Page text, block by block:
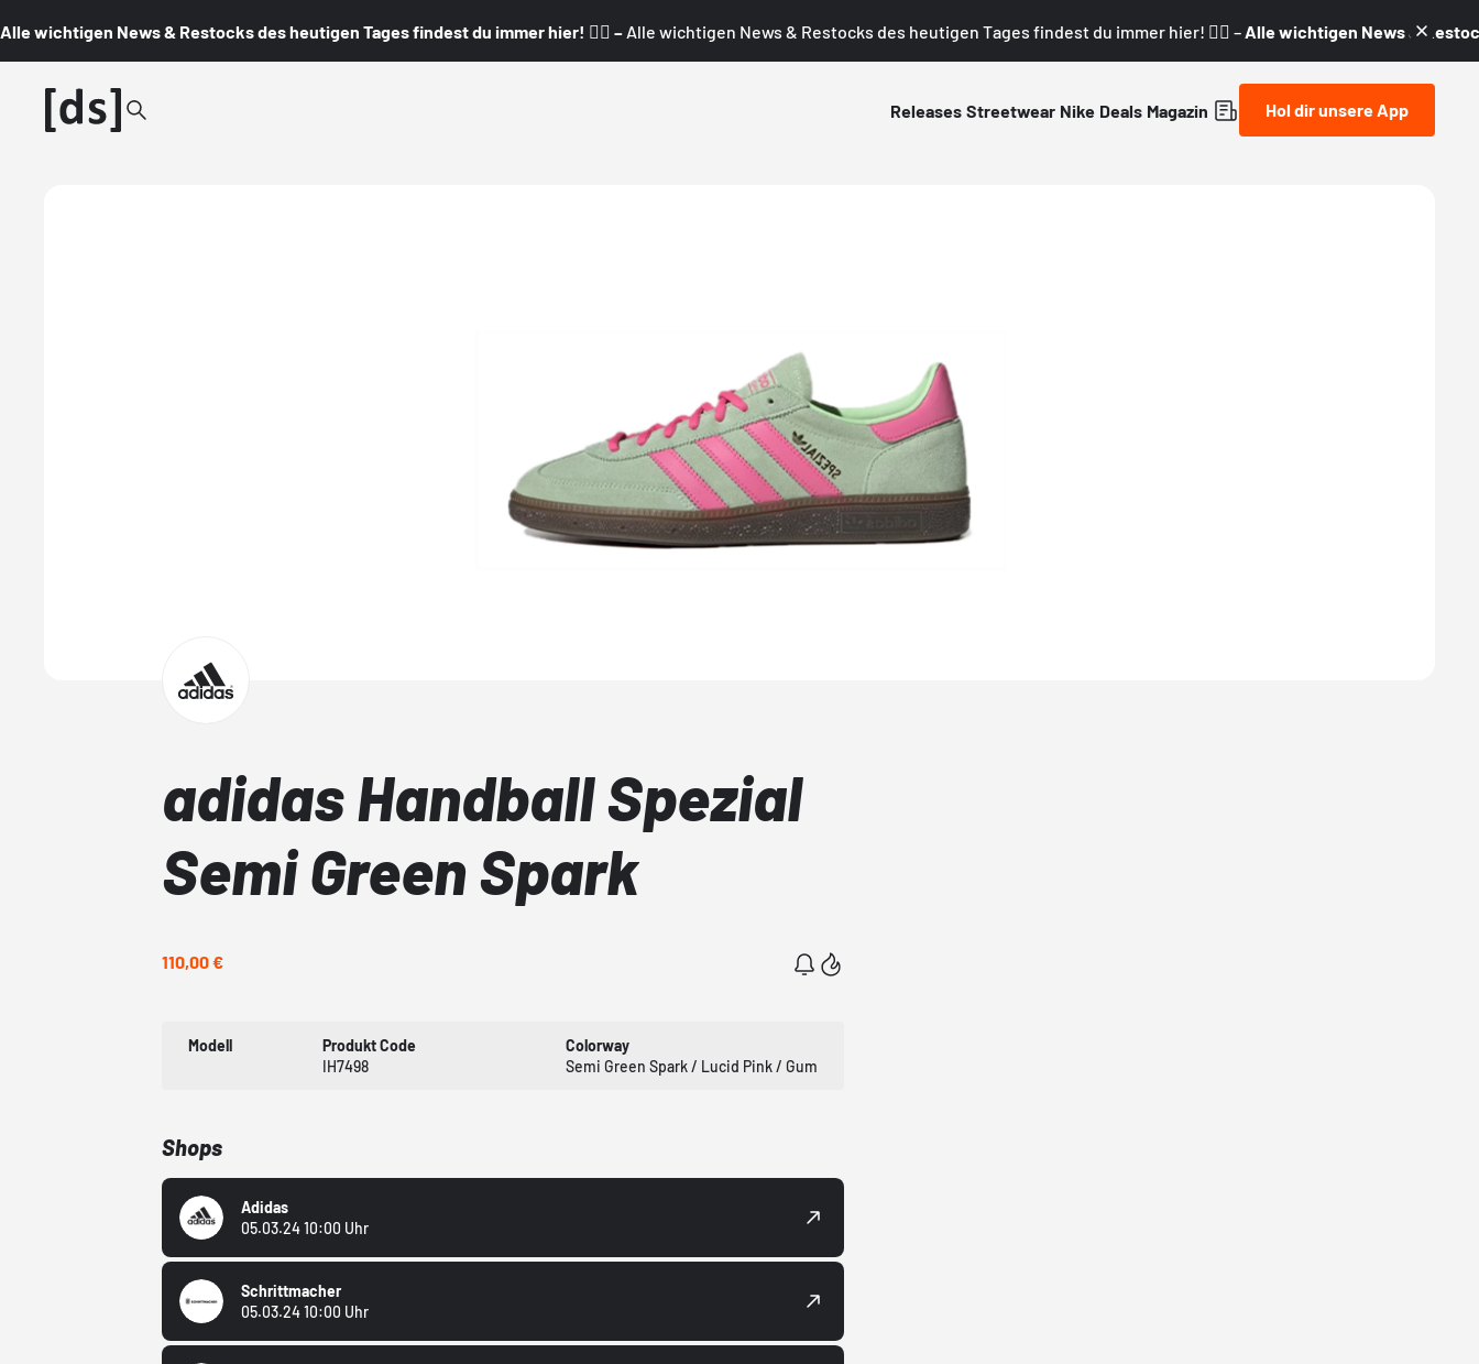
Alle wichtigen News & Restocks des heutigen Tages findest du immer hier! 👇🏼 – Alle wichtigen News & Restocks des heutigen Tages findest du immer hier! 👇🏼 – Alle wichtigen News &
Releases Streetwear Nike Deals Magazin Hol dir unsere App
adidas Handball Spezial
Semi Green Spark
110,00 €
Modell
Produkt Code
IH7498
Colorway
Semi Green Spark / Lucid Pink / Gum
Shops
Adidas
05.03.24 10:00 Uhr
Schrittmacher
05.03.24 10:00 Uhr